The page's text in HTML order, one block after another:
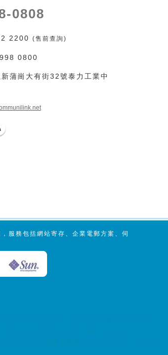
0808
2200 (售前查詢)
0800
蒲崗大有街32號泰力工業中
服務包括網站寄存、企業電郵方案、伺
Dell 伺服器租用, Dell Server Rental